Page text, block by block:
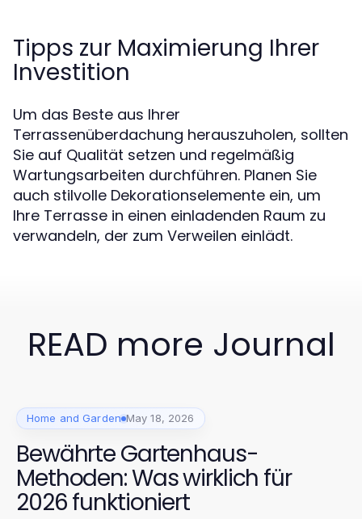
Tipps zur Maximierung Ihrer
Investition
Um das Beste aus Ihrer
Terrassenüberdachung herauszuholen, sollten
Sie auf Qualität setzen und regelmäßig
Wartungsarbeiten durchführen. Planen Sie
auch stilvolle Dekorationselemente ein, um
Ihre Terrasse in einen einladenden Raum zu
verwandeln, der zum Verweilen einlädt.
READ more Journal
Home and Garden May 18, 2026
Bewährte Gartenhaus-
Methoden: Was wirklich für
2026 funktioniert